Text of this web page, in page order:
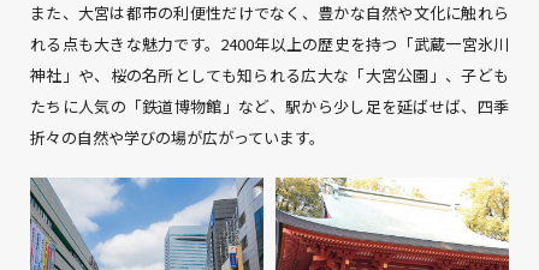
また、大宮は都市の利便性だけでなく、豊かな自然や文化に触れら
れる点も大きな魅力です。2400年以上の歴史を持つ「武蔵一宮氷川
神社」や、桜の名所としても知られる広大な「大宮公園」、子ども
たちに人気の「鉄道博物館」など、駅から少し足を延ばせば、四季
折々の自然や学びの場が広がっています。